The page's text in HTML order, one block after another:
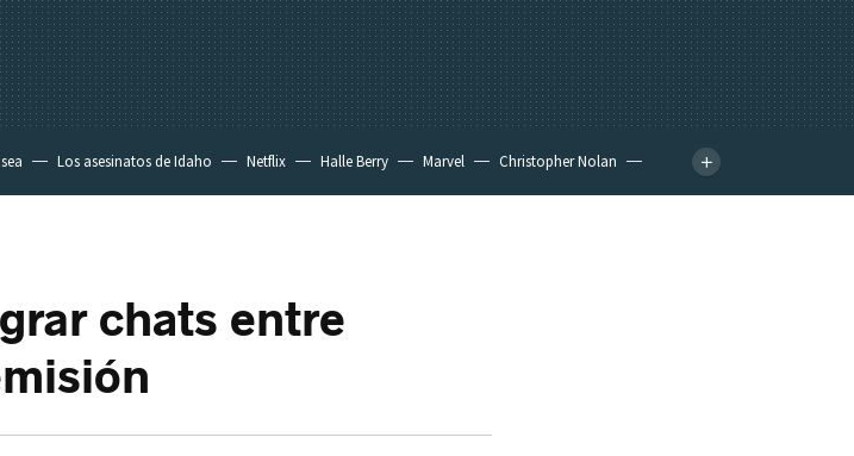
Los asesinatos de Idaho Netflix Halle Berry Marvel
Christopher Nolan
chats entre